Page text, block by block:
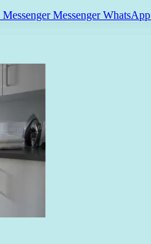
Messenger Messenger WhatsApp